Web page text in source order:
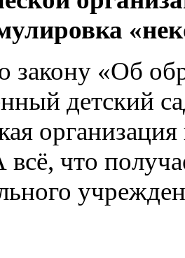
«Об
детский
что